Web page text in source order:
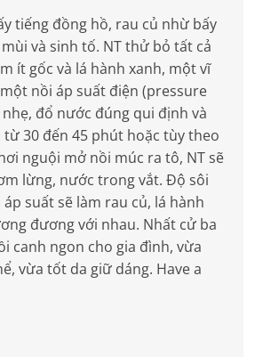
tiếng đồng hồ, rau củ nhừ bấy
và sinh tố. NT thử bỏ tất cả
ít gốc và lá hành xanh, một vĩ
nồi áp suất điện (pressure
đổ nước đúng qui định và
30 đến 45 phút hoặc tùy theo
nguội mở nồi múc ra tô, NT sẽ
lừng, nước trong vắt. Độ sôi
suất sẽ làm rau củ, lá hành
đương với nhau. Nhất cử ba
canh ngon cho gia đình, vừa
vừa tốt da giữ dáng. Have a